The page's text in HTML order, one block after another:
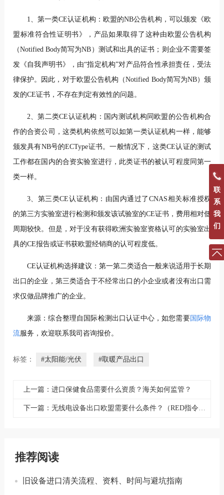
1、第一类CE认证机构：欧盟的NB公告机构，可以颁发《欧
盟标准符合性证明书》，产品如果取得了这种由欧盟公告机构
（Notified Body简写为NB）测试和出具的证书；则企业不需要签
发《自我声明书》，由“指定机构”对产品符合性承担责任，受法
律保护。因此，对于欧盟公告机构（Notified Body简写为NB）颁
发的CE证书，不存在判定有效性的问题。
2、第二类CE认证机构：国内测试机构同欧盟的公告机构合
作的合资公司，这类机构依然可以如第一类认证机构一样，能够
颁发具有NB号的ECType证书。一般情况下，这类CE认证的测试
工作都在国内的合资实验室进行，此类证书的被认可程度同第一
类一样。
3、第三类CE认证机构：由国内通过了CNAS相关标准授权
的第三方实验室进行检测和颁发该试验室的CE证书，费用相对低
周期较快。但是，对于没有获得欧洲实验室资格认可的实验室出
具的CE报告或证书获欧盟经销商的认可程度低。
CE认证机构选择建议： 第一第二类适合一般来说适用于长期
出口的企业，第三类适合于不经常出口的小企业或者没有出口需
求仅做品牌推广的企业。
来源：综合整理自国际检测出口认证中心，如您需要国际物
流服务，欢迎联系我司咨询报价。
标签： #太阳能/光伏 #取暖产品出口
上一篇：进口保健食品需要什么资质？海关如何监管？
推荐阅读
旧设备进口清关流程、资料、时间与避坑指南
联
系
我
们